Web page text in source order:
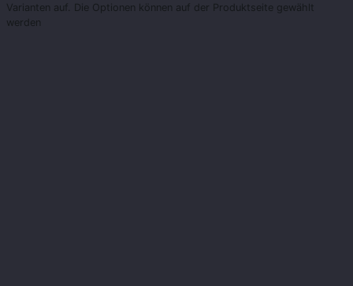
Varianten auf. Die Optionen können auf der Produktseite gewählt
werden